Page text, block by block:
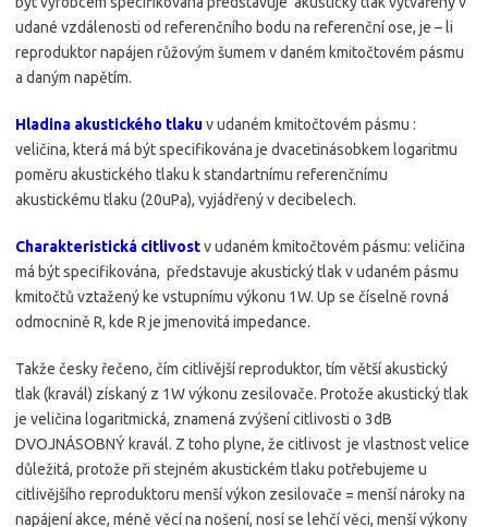
udané vzdálenosti od referenčního bodu na referenční ose, je – li
reproduktor napájen růžovým šumem v daném kmitočtovém pásmu
a daným napětím.
Hladina akustického tlakuv udaném kmitočtovém pásmu :
veličina, která má být specifikována je dvacetinásobkem logaritmu
poměru akustického tlaku k standartnímu referenčnímu
akustickému tlaku (20uPa), vyjádřený v decibelech.
Charakteristická citlivostv udaném kmitočtovém pásmu: veličina
má být specifikována, představuje akustický tlak v udaném pásmu
kmitočtů vztažený ke vstupnímu výkonu 1W. Up se číselně rovná
odmocnině R, kde R je jmenovitá impedance.
Takže česky řečeno, čím citlivější reproduktor, tím větší akustický
tlak (kravál) získaný z 1W výkonu zesilovače. Protože akustický tlak
je veličina logaritmická, znamená zvýšení citlivosti o 3dB
DVOJNÁSOBNÝ kravál. Z toho plyne, že citlivost je vlastnost velice
důležitá, protože při stejném akustickém tlaku potřebujeme u
citlivějšího reproduktoru menší výkon zesilovače = menší nároky na
napájení akce, méně věcí na nošení, nosí se lehčí věci, menší výkony